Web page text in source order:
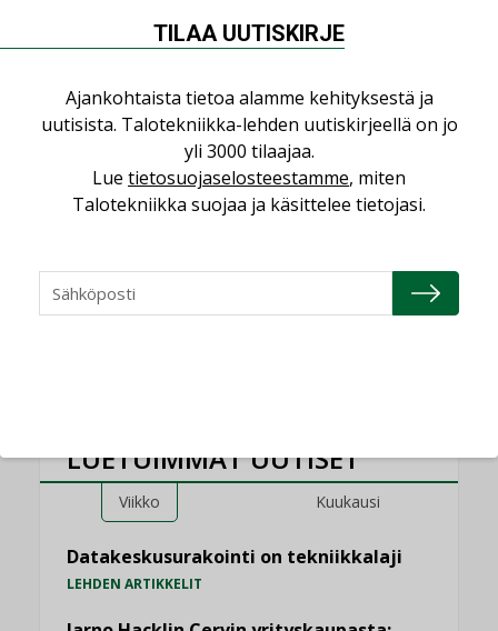
05.08.2026
Sähköistyminen kasvaa
voimakkaasti: ”Tulevat
teknologiat tuodaan
LUETUIMMAT UUTISET
Viikko Kuukausi
Datakeskusurakointi on tekniikkalaji
LEHDEN ARTIKKELIT
TILAA UUTISKIRJE
Ajankohtaista tietoa alamme kehityksestä ja
uutisista. Talotekniikka-lehden uutiskirjeellä on jo
yli 3000 tilaajaa.
Lue tietosuojaselosteestamme, miten
Talotekniikka suojaa ja käsittelee tietojasi.